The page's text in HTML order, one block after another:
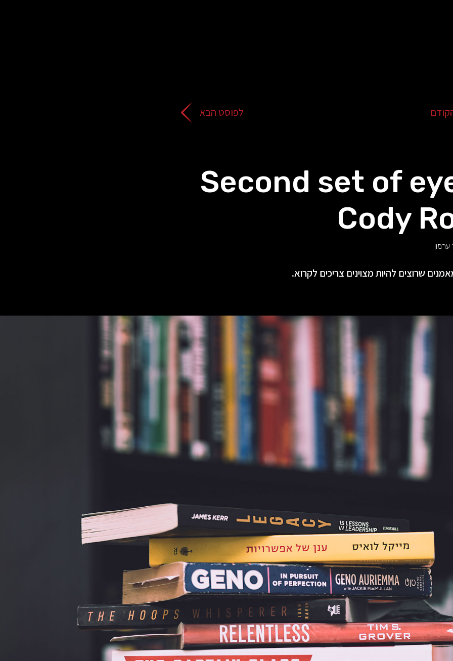
לפוסט הבא
Second set of
Cody
שרוצים להיות מצוינים צריכים לקרוא.